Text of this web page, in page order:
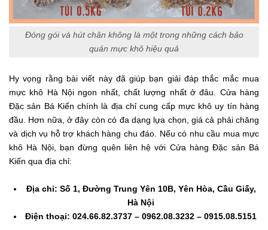
Đóng gói và hút chân không là một trong những cách bảo
quản mực khô hiệu quả
Hy vọng rằng bài viết này đã giúp bạn giải đáp thắc mắc mua
mực khô Hà Nội ngon nhất, chất lượng nhất ở đâu. Cửa hàng
Đặc sản Bá Kiến chính là địa chỉ cung cấp mực khô uy tín hàng
đầu. Hơn nữa, ở đây còn có đa dạng lựa chọn, giá cả phải chăng
và dịch vụ hỗ trợ khách hàng chu đáo. Nếu có nhu cầu mua mực
khô Hà Nội, bạn đừng quên liên hệ với Cửa hàng Đặc sản Bá
Kiến qua địa chỉ:
Địa chỉ: Số 1, Đường Trung Yên 10B, Yên Hòa, Cầu Giấy,
Hà Nội
Điện thoại: 024.66.82.3737 – 0962.08.3232 – 0915.08.5151